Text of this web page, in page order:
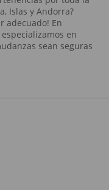
Islas y Andorra?
adecuado! En
en
sean seguras